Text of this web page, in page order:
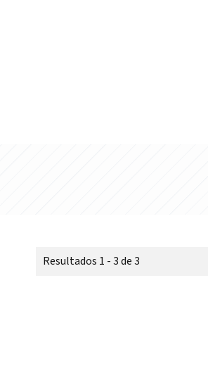
Resultados 1 - 3 de 3